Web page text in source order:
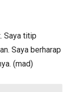
Saya titip
Saya berharap
(mad)